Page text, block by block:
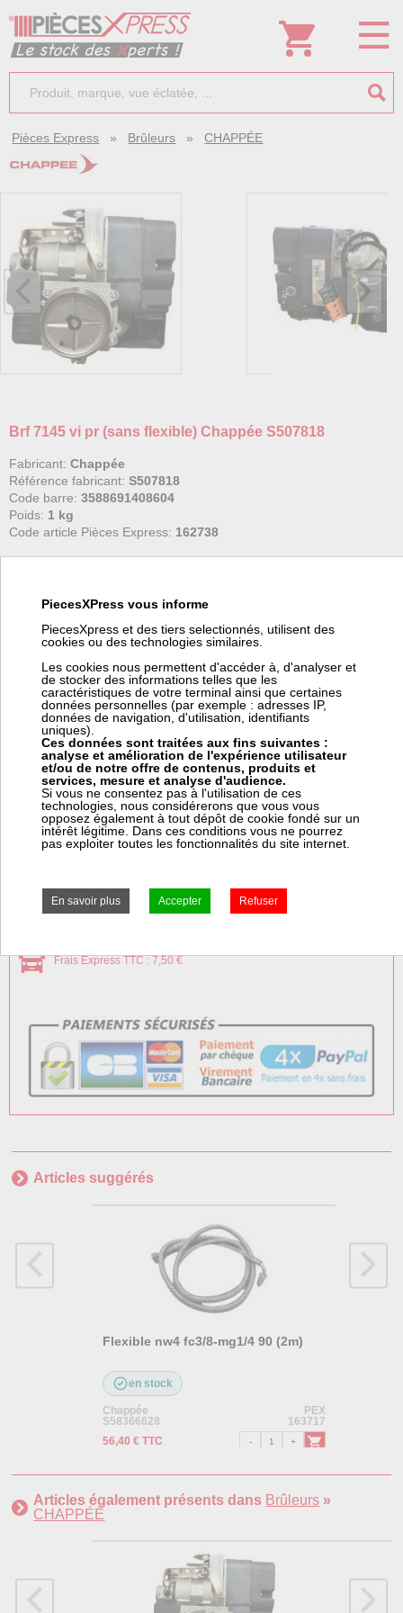
Pièces Express » Brûleurs »CHAPPÉE
Brf 7145 vi pr (sans flexible) Chappée S507818
Fabricant: Chappée
Référence fabricant: S507818
Code barre: 3588691408604
Poids: 1 kg
Code article Pièces Express: 162738
(*) Nous pouvons commander ce produit chez Chappée. Pour
transport pour commande spéciale. Ces frais viendront s'ajouter
à votre coût de transport dans votre panier.
prévoir 2 flexibles
Prix:
1 195,00 € HT
1 434,00 € TTC
Frais Chappée (*) : 15,00 € HT
± 4 jours ouvrés
Frais Express TTC : 7,50 €
Articles suggérés
Flexible nw4 fc3/8-mg1/4 90 (2m)
en stock
Chappée
PEX
S58366628
163717
56,40 € TTC
Articles également présents dans Brûleurs »
CHAPPÉE
PiecesXPress vous informe
PiecesXpress et des tiers selectionnés, utilisent des
cookies ou des technologies similaires.
Les cookies nous permettent d'accéder à, d'analyser et
de stocker des informations telles que les
caractéristiques de votre terminal ainsi que certaines
données personnelles (par exemple : adresses IP,
données de navigation, d'utilisation, identifiants
uniques).
Ces données sont traitées aux fins suivantes :
analyse et amélioration de l'expérience utilisateur
et/ou de notre offre de contenus, produits et
services, mesure et analyse d'audience.
Si vous ne consentez pas à l'utilisation de ces
technologies, nous considérerons que vous vous
opposez également à tout dépôt de cookie fondé sur un
intérêt légitime. Dans ces conditions vous ne pourrez
pas exploiter toutes les fonctionnalités du site internet.